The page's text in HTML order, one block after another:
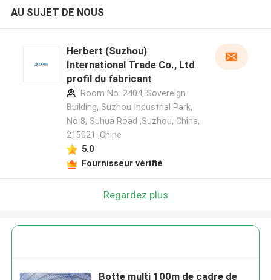
AU SUJET DE NOUS
Herbert (Suzhou)
International Trade Co., Ltd
profil du fabricant
Room No. 2404, Sovereign
Building, Suzhou Industrial Park,
No 8, Suhua Road ,Suzhou, China,
215021 ,Chine
5.0
Fournisseur vérifié
Regardez plus
Botte multi 100m de cadre de